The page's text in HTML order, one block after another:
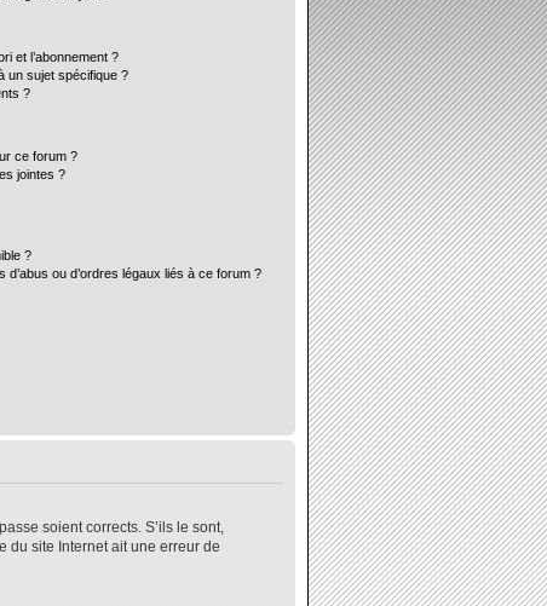
et l’abonnement ?
un sujet spécifique ?
?
ce forum ?
jointes ?
?
ou d’ordres légaux liés à ce forum ?
soient corrects. S’ils le sont,
du site Internet ait une erreur de